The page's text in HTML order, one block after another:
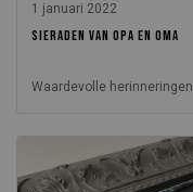
1 januari 2022
SIERADEN VAN OPA EN OMA
Waardevolle herinneringen